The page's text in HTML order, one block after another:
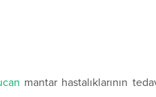
mantar hastalıklarının